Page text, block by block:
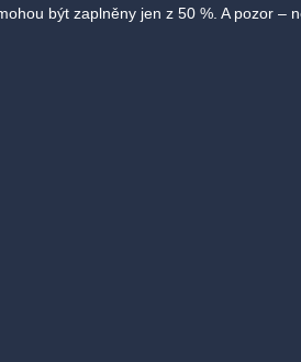
být zaplněny jen z 50 %. A pozor